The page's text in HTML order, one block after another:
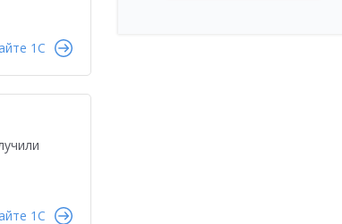
1C
1C